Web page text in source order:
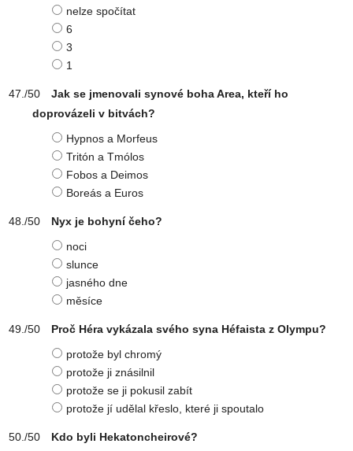
nelze spočítat
6
3
1
Jak se jmenovali synové boha Area, kteří ho
doprovázeli v bitvách?
Hypnos a Morfeus
Tritón a Tmólos
Fobos a Deimos
Boreás a Euros
Nyx je bohyní čeho?
noci
slunce
jasného dne
měsíce
Proč Héra vykázala svého syna Héfaista z Olympu?
protože byl chromý
protože ji znásilnil
protože se ji pokusil zabít
protože jí udělal křeslo, které ji spoutalo
Kdo byli Hekatoncheirové?